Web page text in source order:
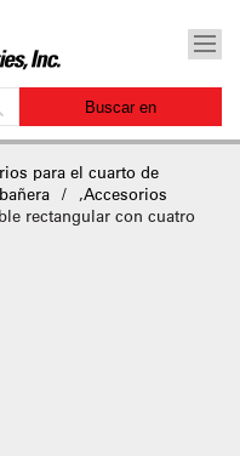
para el cuarto de
,Accesorios
rectangular con cuatro